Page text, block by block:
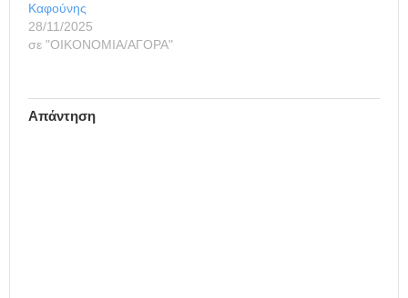
Καφούνης
28/11/2025
σε "ΟΙΚΟΝΟΜΙΑ/ΑΓΟΡΑ"
Απάντηση